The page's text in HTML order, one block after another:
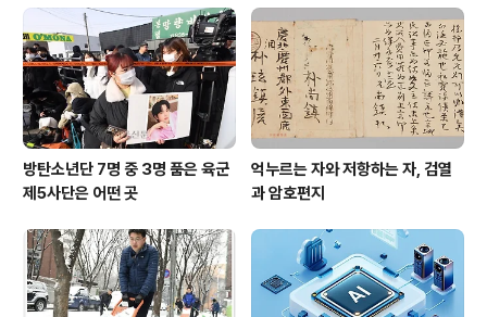
방탄소년단 7명 중 3명 품은 육군
제5사단은 어떤 곳
억누르는 자와 저항하는 자, 검열
과 암호편지